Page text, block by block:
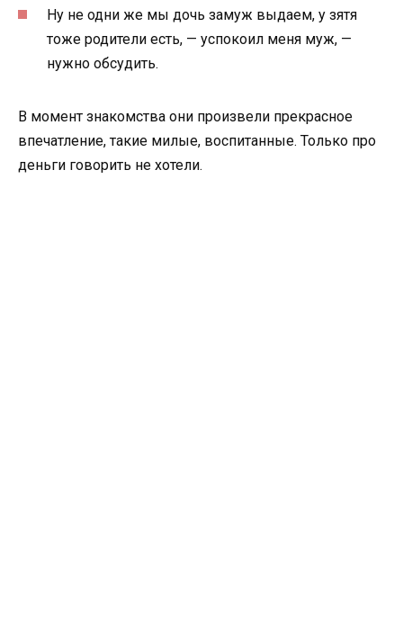
Ну не одни же мы дочь замуж выдаем, у зятя
тоже родители есть, — успокоил меня муж, —
нужно обсудить.
В момент знакомства они произвели прекрасное
впечатление, такие милые, воспитанные. Только про
деньги говорить не хотели.